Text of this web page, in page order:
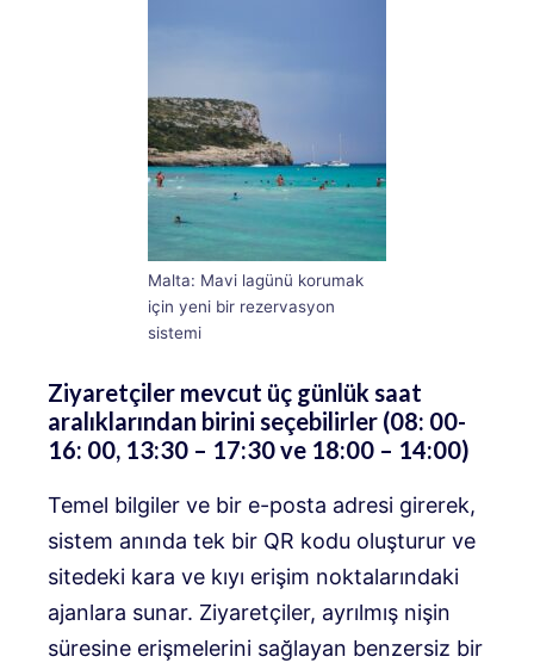
Malta: Mavi lagünü korumak
için yeni bir rezervasyon
sistemi
Ziyaretçiler mevcut üç günlük saat
aralıklarından birini seçebilirler (08: 00-
16: 00, 13:30 – 17:30 ve 18:00 – 14:00)
Temel bilgiler ve bir e-posta adresi girerek,
sistem anında tek bir QR kodu oluşturur ve
sitedeki kara ve kıyı erişim noktalarındaki
ajanlara sunar. Ziyaretçiler, ayrılmış nişin
süresine erişmelerini sağlayan benzersiz bir